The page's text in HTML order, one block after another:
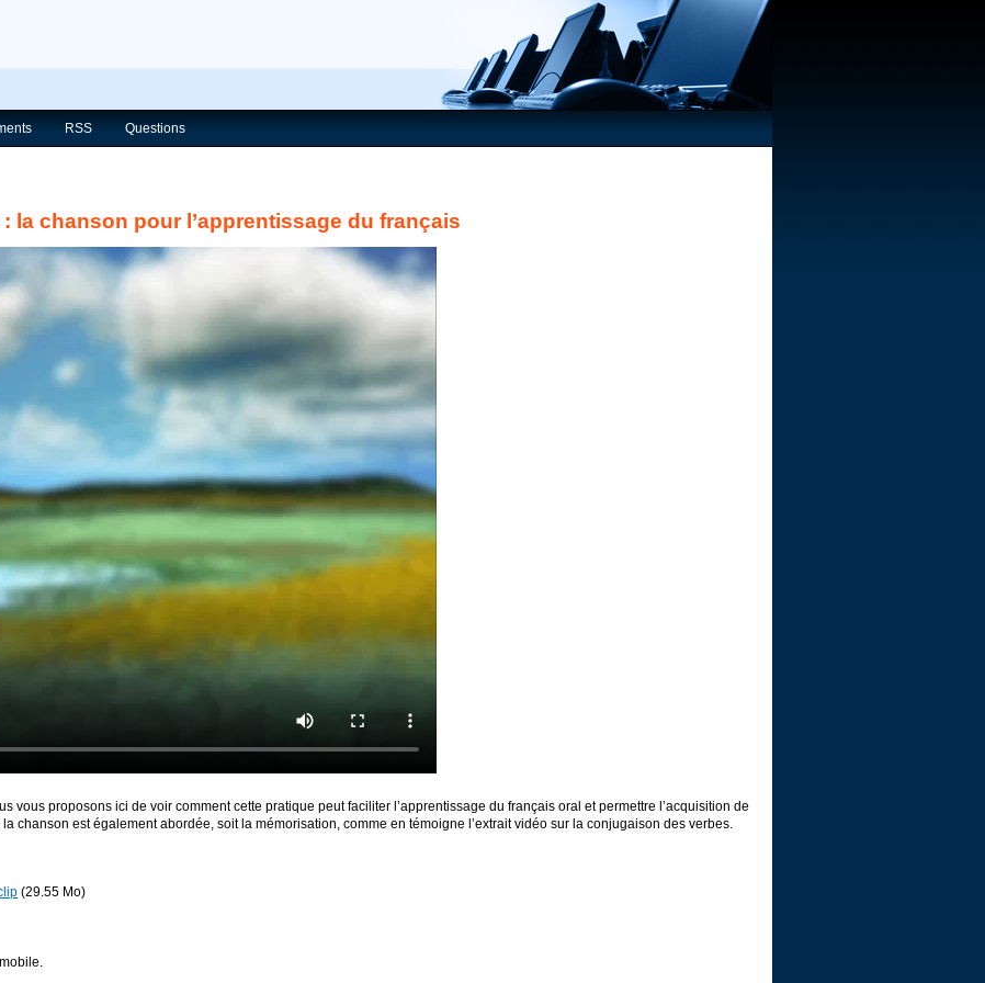
RSS Questions
la chanson pour l’apprentissage du français
vous proposons ici de voir comment cette pratique peut faciliter l’apprentissage du français oral et permettre l’acquisition de
chanson est également abordée, soit la mémorisation, comme en témoigne l’extrait vidéo sur la conjugaison des verbes.
(29.55 Mo)